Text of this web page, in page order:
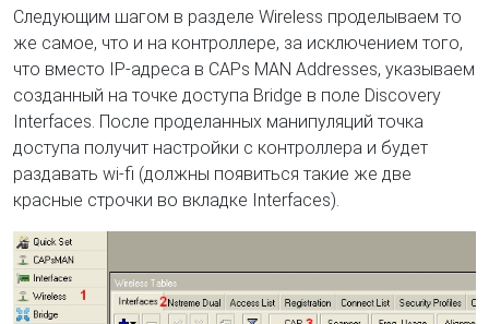
Следующим шагом в разделе Wireless проделываем то
же самое, что и на контроллере, за исключением того,
что вместо IP-адреса в CAPs MAN Addresses, указываем
созданный на точке доступа Bridge в поле Discovery
Interfaces. После проделанных манипуляций точка
доступа получит настройки с контроллера и будет
раздавать wi-fi (должны появиться такие же две
красные строчки во вкладке Interfaces).